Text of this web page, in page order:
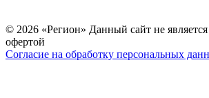
© 2026 «Регион» Данный сайт не
офертой
Согласие на обработку персональных